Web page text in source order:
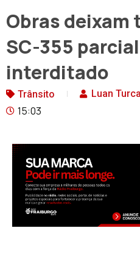
Obras deixam
SC-355
interditado
Trânsito Luan
15:03